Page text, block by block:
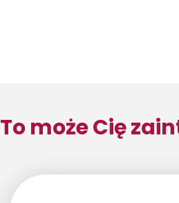
To może Cię